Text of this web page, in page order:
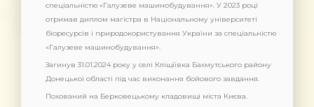
спеціальністю «Галузеве машинобудування». У 2023 році
отримав диплом магістра в Національному університеті
біоресурсів і природокористування України за спеціальністю
«Галузеве машинобудування».
Загинув 31.01.2024 року у селі Кліщіївка Бахмутського району
Донецької області під час виконання бойового завдання.
Похований на Берковецькому кладовищі міста Києва.